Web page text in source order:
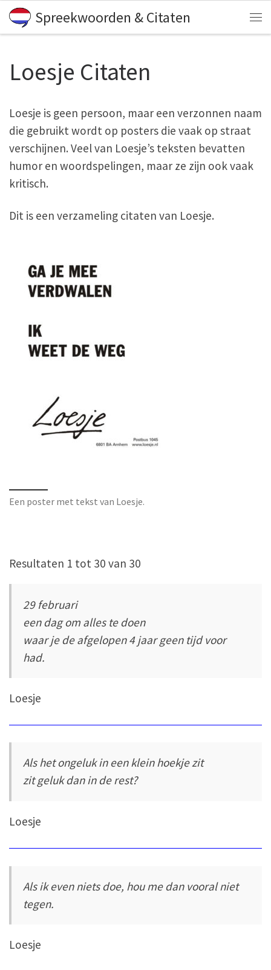
Skip to content
Spreekwoorden & Citaten
Loesje Citaten
Loesje is geen persoon, maar een verzonnen naam
die gebruikt wordt op posters die vaak op straat
verschijnen. Veel van Loesje’s teksten bevatten
humor en woordspelingen, maar ze zijn ook vaak
kritisch.
Dit is een verzameling citaten van Loesje.
Een poster met tekst van Loesje.
Resultaten 1 tot 30 van 30
29 februari
een dag om alles te doen
waar je de afgelopen 4 jaar geen tijd voor
had.
Loesje
Als het ongeluk in een klein hoekje zit
zit geluk dan in de rest?
Loesje
Als ik even niets doe, hou me dan vooral niet
tegen.
Loesje